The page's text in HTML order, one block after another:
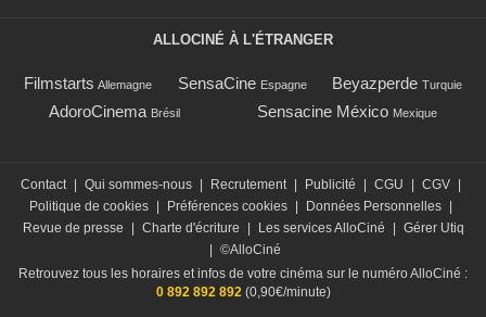
ALLOCINÉ À L'ÉTRANGER
Filmstarts Allemagne SensaCine Espagne Beyazperde Turquie
AdoroCinema Brésil Sensacine México Mexique
Contact | Qui sommes-nous | Recrutement | Publicité | CGU | CGV |
Politique de cookies | Préférences cookies | Données Personnelles |
Revue de presse
| Charte d'écriture | Les services AlloCiné | Gérer Utiq
| ©AlloCiné
Retrouvez tous les horaires et infos de votre cinéma sur le numéro AlloCiné :
0 892 892 892 (0,90€/minute)